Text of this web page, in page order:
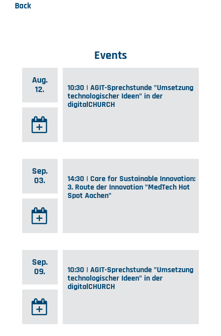
Back
Events
Aug.
12.
10:30 | AGIT-Sprechstunde "Umsetzung
technologischer Ideen" in der
digitalCHURCH
Sep.
03.
14:30 | Care for Sustainable Innovation:
3. Route der Innovation "MedTech Hot
Spot Aachen"
Sep.
09.
10:30 | AGIT-Sprechstunde "Umsetzung
technologischer Ideen" in der
digitalCHURCH